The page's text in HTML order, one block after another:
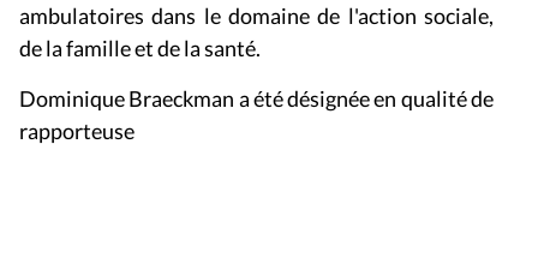
ambulatoires dans le domaine de l'action sociale,
de la famille et de la santé.
Dominique Braeckman a été désignée en qualité de
rapporteuse